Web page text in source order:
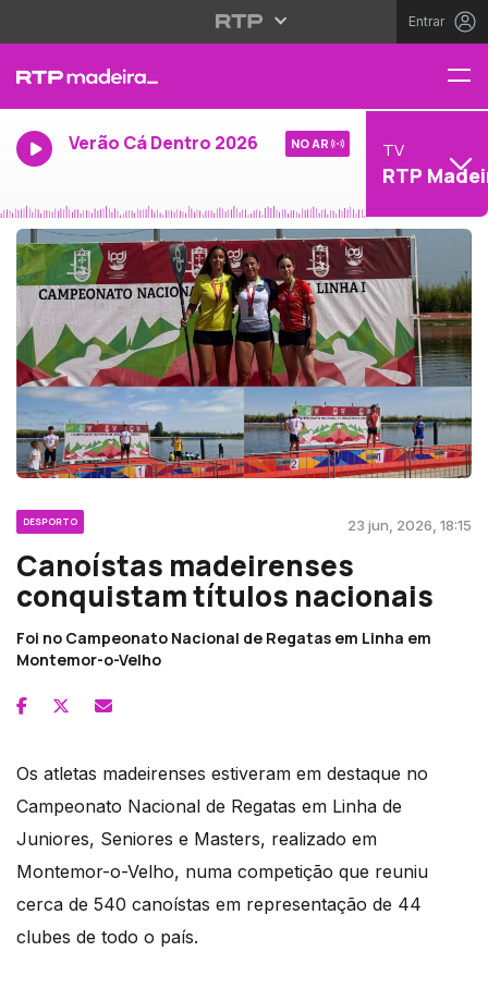
Entrar
Verão Cá Dentro 2026 NO AR TV
RTP
DESPORTO 23 jun, 2026, 18:15
Canoístas madeirenses
conquistam títulos nacionais
Foi no Campeonato Nacional de Regatas em Linha em
Montemor-o-Velho
Os atletas madeirenses estiveram em destaque no
Campeonato Nacional de Regatas em Linha de
Juniores, Seniores e Masters, realizado em
Montemor-o-Velho, numa competição que reuniu
cerca de 540 canoístas em representação de 44
clubes de todo o país.